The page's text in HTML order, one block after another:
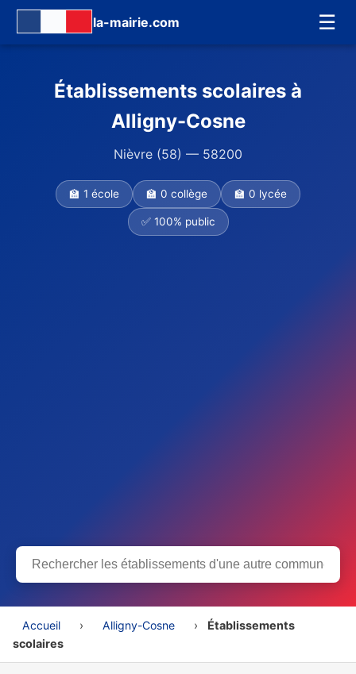
la-mairie.com ☰
Établissements scolaires à
Alligny-Cosne
Nièvre (58) — 58200
🏫 1 école 🏫 0 collège 🏫 0 lycée
✅ 100% public
Accueil › Alligny-Cosne ›
Établissements
scolaires